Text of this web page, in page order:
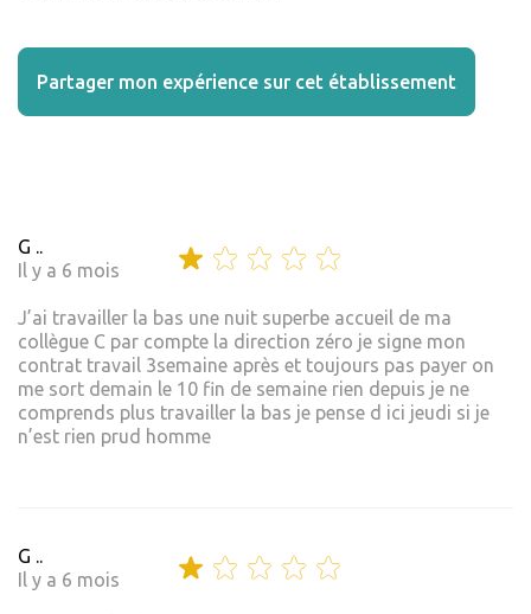
Partager mon expérience sur cet établissement
G ..
Il y a 6 mois
J’ai travailler la bas une nuit superbe accueil de ma
collègue C par compte la direction zéro je signe mon
contrat travail 3semaine après et toujours pas payer on
me sort demain le 10 fin de semaine rien depuis je ne
comprends plus travailler la bas je pense d ici jeudi si je
n’est rien prud homme
G ..
Il y a 6 mois